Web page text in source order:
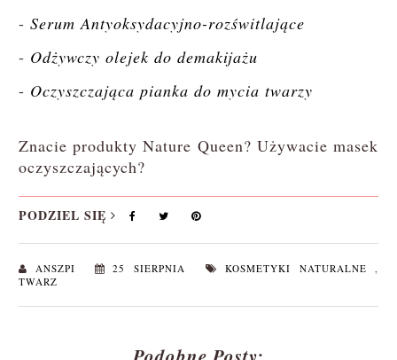
- Serum Antyoksydacyjno-rozświtlające
- Odżywczy olejek do demakijażu
- Oczyszczająca pianka do mycia twarzy
Znacie produkty Nature Queen? Używacie masek
oczyszczających?
PODZIEL SIĘ
ANSZPI 25 SIERPNIA KOSMETYKI NATURALNE,
TWARZ